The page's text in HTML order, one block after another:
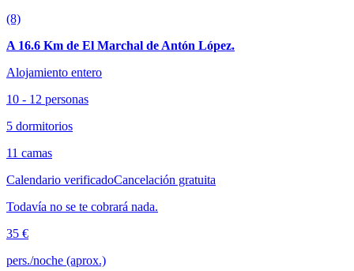
(8)
A 16.6 Km de El Marchal de Antón López.
Alojamiento entero
10 - 12 personas
5 dormitorios
11 camas
Calendario verificadoCancelación gratuita
Todavía no se te cobrará nada.
35 €
pers./noche (aprox.)